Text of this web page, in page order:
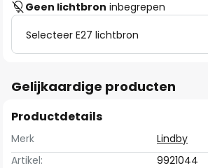
Geen lichtbron inbegrepen
Selecteer E27 lichtbron
Gelijkaardige producten
Productdetails
Merk
Lindby
Artikel:
9921044